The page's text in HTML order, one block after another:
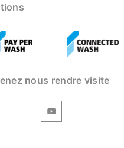
nous rendre visite